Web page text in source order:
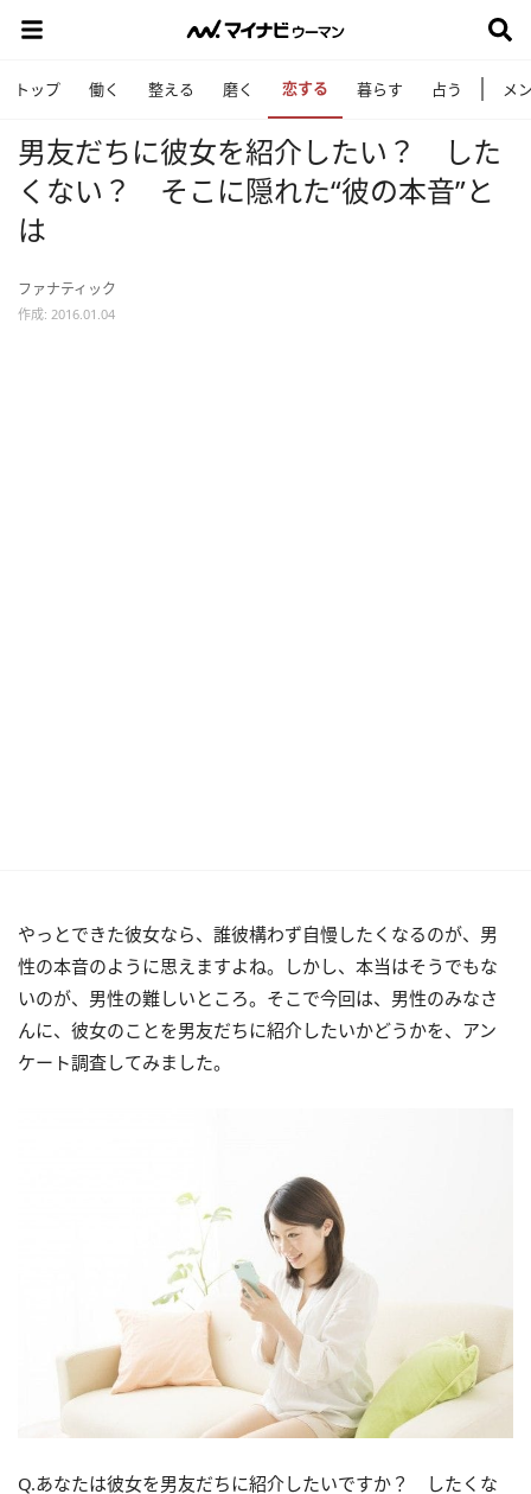
トップ 働く 整える 磨く 恋する 暮らす 占う メ
男友だちに彼女を紹介したい？ した
くない？ そこに隠れた“彼の本音”と
は
ファナティック
作成: 2016.01.04
やっとできた彼女なら、誰彼構わず自慢したくなるのが、男
性の本音のように思えますよね。しかし、本当はそうでもな
いのが、男性の難しいところ。そこで今回は、男性のみなさ
んに、彼女のことを男友だちに紹介したいかどうかを、アン
ケート調査してみました。
Q.あなたは彼女を男友だちに紹介したいですか？ したくな